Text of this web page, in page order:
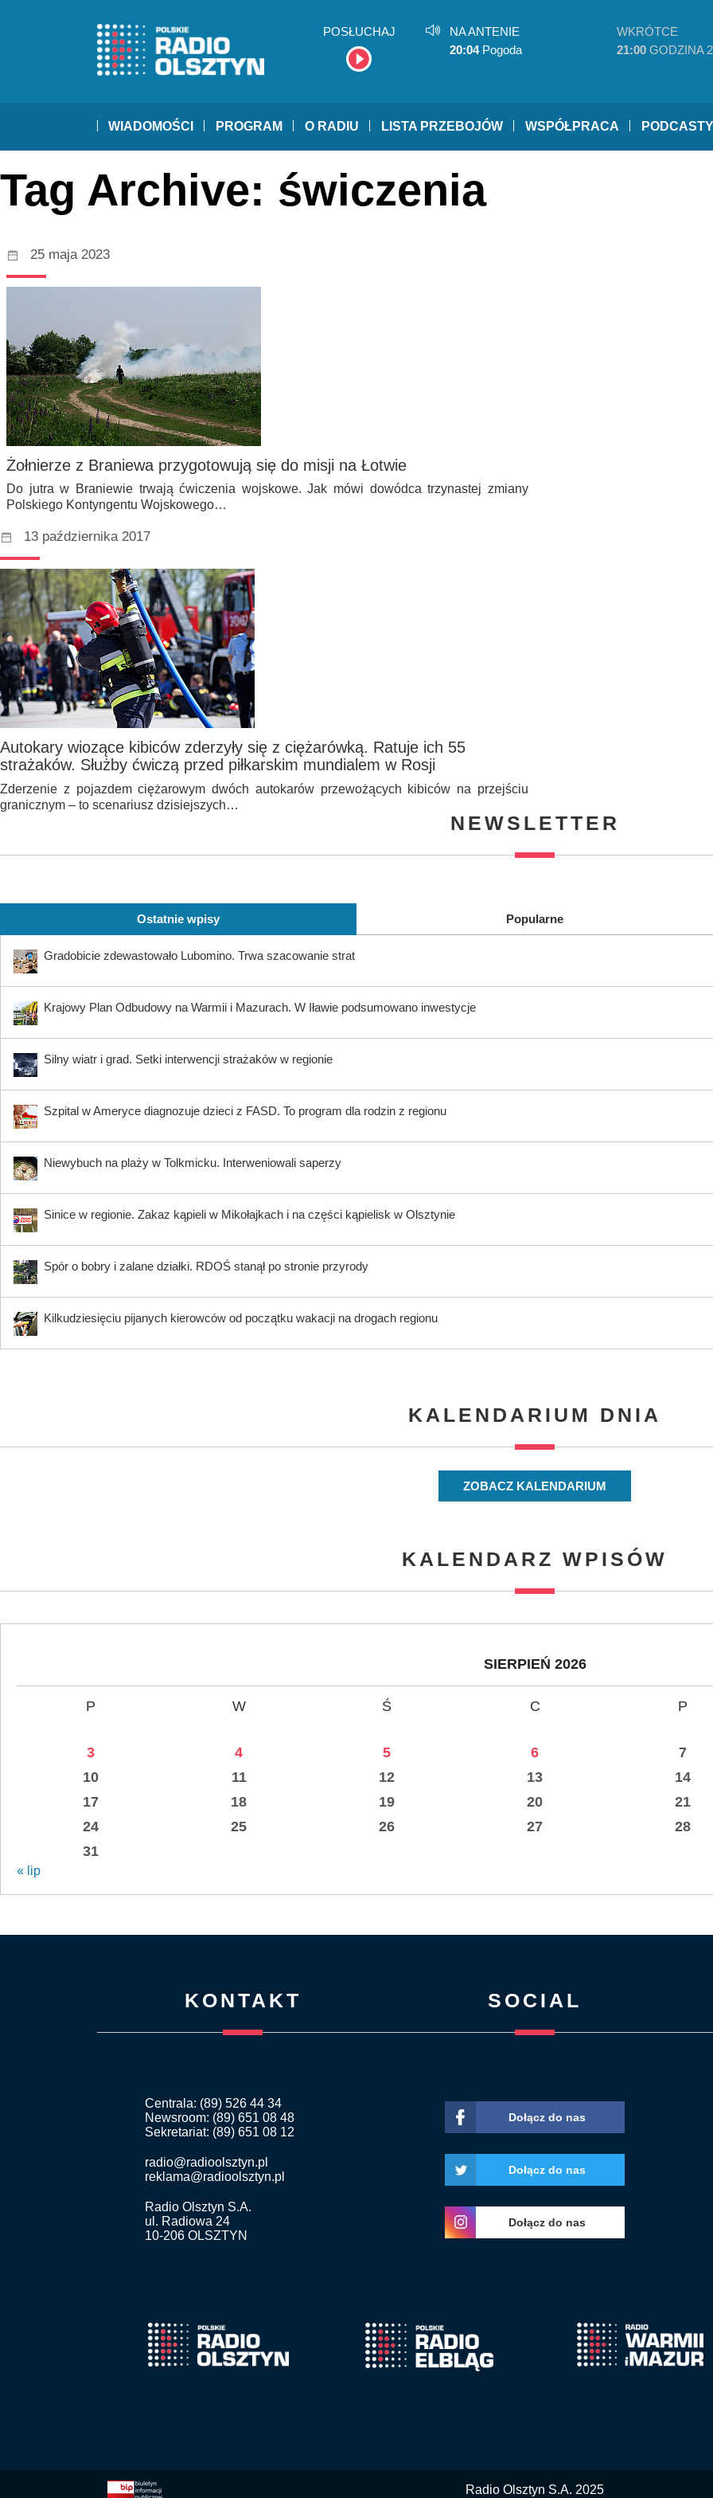
POSŁUCHAJ
NA ANTENIE
20:04Pogoda
WKRÓTCE
21:00 GODZINA
WIADOMOŚCI PROGRAM O RADIU LISTA PRZEBOJÓW WSPÓŁPRACA PODCASTY
Tag Archive: świczenia
25 maja 2023
Żołnierze z Braniewa przygotowują się do misji na Łotwie
Do jutra w Braniewie trwają ćwiczenia wojskowe. Jak mówi dowódca trzynastej zmiany
Polskiego Kontyngentu Wojskowego…
13 października 2017
Autokary wiozące kibiców zderzyły się z ciężarówką. Ratuje ich 55
strażaków. Służby ćwiczą przed piłkarskim mundialem w Rosji
Zderzenie z pojazdem ciężarowym dwóch autokarów przewożących kibiców na przejściu
granicznym – to scenariusz dzisiejszych…
NEWSLETTER
Ostatnie wpisy Popularne
Gradobicie zdewastowało Lubomino. Trwa szacowanie strat
Krajowy Plan Odbudowy na Warmii i Mazurach. W Iławie podsumowano inwestycje
Silny wiatr i grad. Setki interwencji strażaków w regionie
Szpital w Ameryce diagnozuje dzieci z FASD. To program dla rodzin z regionu
Niewybuch na plaży w Tolkmicku. Interweniowali saperzy
Sinice w regionie. Zakaz kąpieli w Mikołajkach i na części kąpielisk w Olsztynie
Spór o bobry i zalane działki. RDOŚ stanął po stronie przyrody
Kilkudziesięciu pijanych kierowców od początku wakacji na drogach regionu
KALENDARIUM DNIA
ZOBACZ KALENDARIUM
KALENDARZ WPISÓW
SIERPIEŃ 2026
P W Ś C P
3
4 5 6 7
10
11 12 13 14
17
18 19 20 21
24
25 26 27 28
31
« lip
KONTAKT
Centrala: (89) 526 44 34
Newsroom: (89) 651 08 48
Sekretariat: (89) 651 08 12
radio@radioolsztyn.pl
reklama@radioolsztyn.pl
Radio Olsztyn S.A.
ul. Radiowa 24
10-206 OLSZTYN
SOCIAL
Dołącz do nas
Dołącz do nas
Dołącz do nas
Radio Olsztyn S.A. 2025